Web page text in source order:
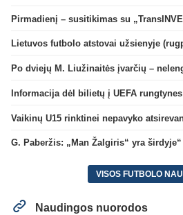
Pirmadienį – susitikimas su
Lietuvos futbolo atstovai užsienyje
Informacija dėl bilietų į UEFA
Vaikinų U15 rinktinei nepavyko
G. Paberžis: „Man Žalgiris“ yra širdyje“
VISOS FUTBOLO
Naudingos nuorodos